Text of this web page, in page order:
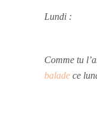
Lundi :
Comme tu
balade ce